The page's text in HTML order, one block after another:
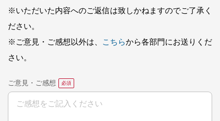
※いただいた内容へのご返信は致しかねますのでご了承く
ださい。
※ご意見・ご感想以外は、
こちらから各部門にお送りくだ
さい。
ご意見・ご感想